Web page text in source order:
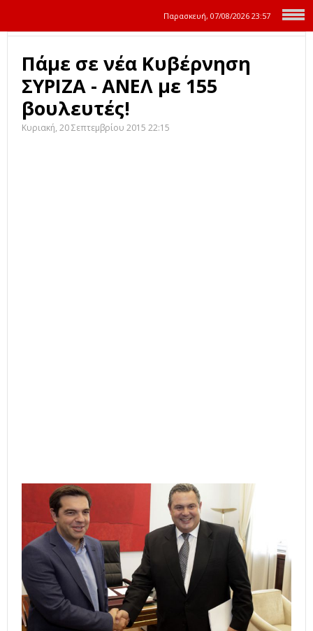
Παρασκευή, 07/08/2026 23:57
Πάμε σε νέα Κυβέρνηση
ΣΥΡΙΖΑ - ΑΝΕΛ με 155
βουλευτές!
Κυριακή, 20 Σεπτεμβρίου 2015 22:15